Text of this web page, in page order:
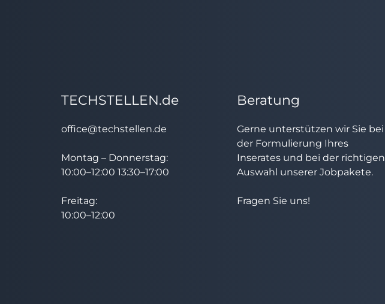
TECHSTELLEN.de
office@techstellen.de
Montag – Donnerstag:
10:00–12:00 13:30–17:00
Freitag:
10:00–12:00
Beratung
Gerne unterstützen wir Sie bei
der Formulierung Ihres
Inserates und bei der richtigen
Auswahl unserer Jobpakete.
Fragen Sie uns!